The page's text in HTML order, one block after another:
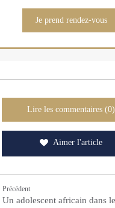
Je prend rendez-vous
Lire les commentaires (0)
Aimer l'article
Précédent